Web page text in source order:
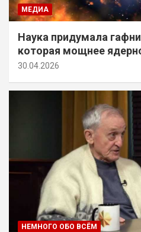
МЕДИА
Наука придумала
которая мощнее
30.04.2026
НЕМНОГО ОБО ВСЁМ